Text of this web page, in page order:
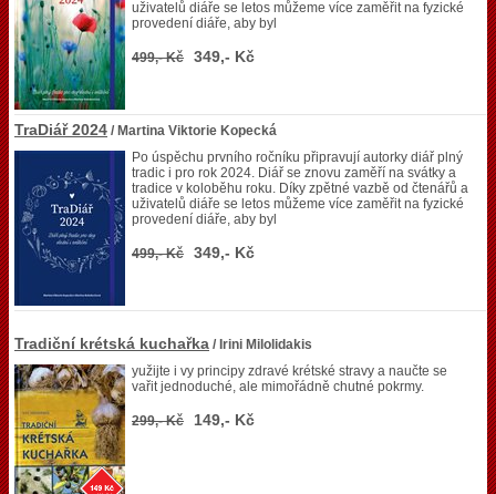
uživatelů diáře se letos můžeme více zaměřit na fyzické
provedení diáře, aby byl
499,- Kč 349,- Kč
TraDiář 2024 / Martina Viktorie Kopecká
Po úspěchu prvního ročníku připravují autorky diář plný
tradic i pro rok 2024. Diář se znovu zaměří na svátky a
tradice v koloběhu roku. Díky zpětné vazbě od čtenářů a
uživatelů diáře se letos můžeme více zaměřit na fyzické
provedení diáře, aby byl
499,- Kč 349,- Kč
Tradiční krétská kuchařka / Irini Milolidakis
yužijte i vy principy zdravé krétské stravy a naučte se
vařit jednoduché, ale mimořádně chutné pokrmy.
299,- Kč 149,- Kč